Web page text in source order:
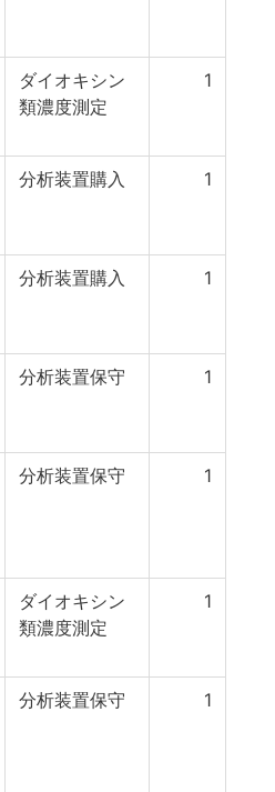
ダイオキシン
類濃度測定
1
分析装置購入 1
分析装置購入 1
分析装置保守 1
分析装置保守 1
ダイオキシン
類濃度測定
1
分析装置保守 1